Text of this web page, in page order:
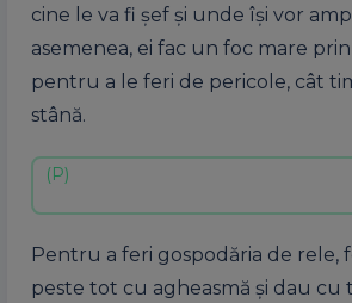
cine le va fi șef și unde își vor
asemenea, ei fac un foc mare
pentru a le feri de pericole, cât
stână.
Pentru a feri gospodăria de rele,
peste tot cu agheasmă și dau cu